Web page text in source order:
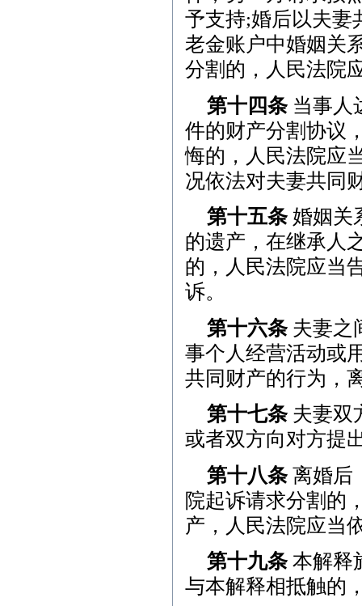
予支持;婚后以夫妻
老金账户中婚姻关
分割的，人民法院
第十四条当事人
件的财产分割协议
悔的，人民法院应
况依法对夫妻共同
第十五条婚姻关
的遗产，在继承人
的，人民法院应当
诉。
第十六条夫妻之
事个人经营活动或
共同财产的行为，
第十七条夫妻双
或者双方向对方提
第十八条离婚后
院起诉请求分割的
产，人民法院应当
第十九条本解释
与本解释相抵触的